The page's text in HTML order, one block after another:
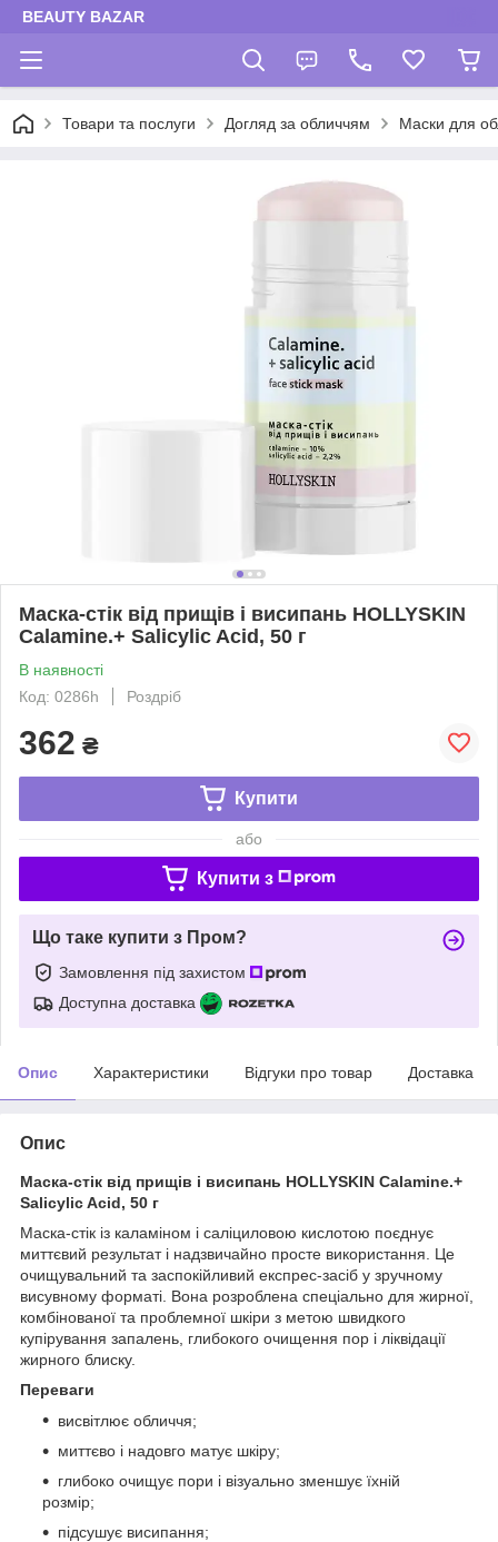
BEAUTY BAZAR
Товари та послуги Догляд за обличчям Маски для
Маска-стік від прищів і висипань HOLLYSKIN
Calamine.+ Salicylic Acid, 50 г
В наявності
Код: 0286h
Роздріб
362 ₴
Купити
або
Купити з
Що таке купити з Пром?
Замовлення під захистом
Доступна доставка
Опис Характеристики Відгуки про товар Доставка
Опис
Маска-стік від прищів і висипань HOLLYSKIN Calamine.+
Salicylic Acid, 50 г
Маска-стік із каламіном і саліциловою кислотою поєднує
миттєвий результат і надзвичайно просте використання. Це
очищувальний та заспокійливий експрес-засіб у зручному
висувному форматі. Вона розроблена спеціально для жирної,
комбінованої та проблемної шкіри з метою швидкого
купірування запалень, глибокого очищення пор і ліквідації
жирного блиску.
Переваги
висвітлює обличчя;
миттєво і надовго матує шкіру;
глибоко очищує пори і візуально зменшує їхній
розмір;
підсушує висипання;